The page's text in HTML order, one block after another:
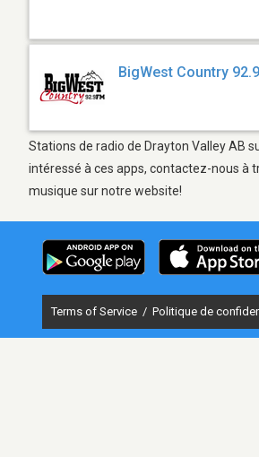
BigWest Country
Stations de radio de Drayton Valley AB
intéressé à ces apps, contactez-nous à
musique sur notre website!
Terms of Service / Politique de